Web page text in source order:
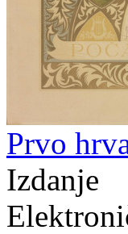
Prvo
Izdanje